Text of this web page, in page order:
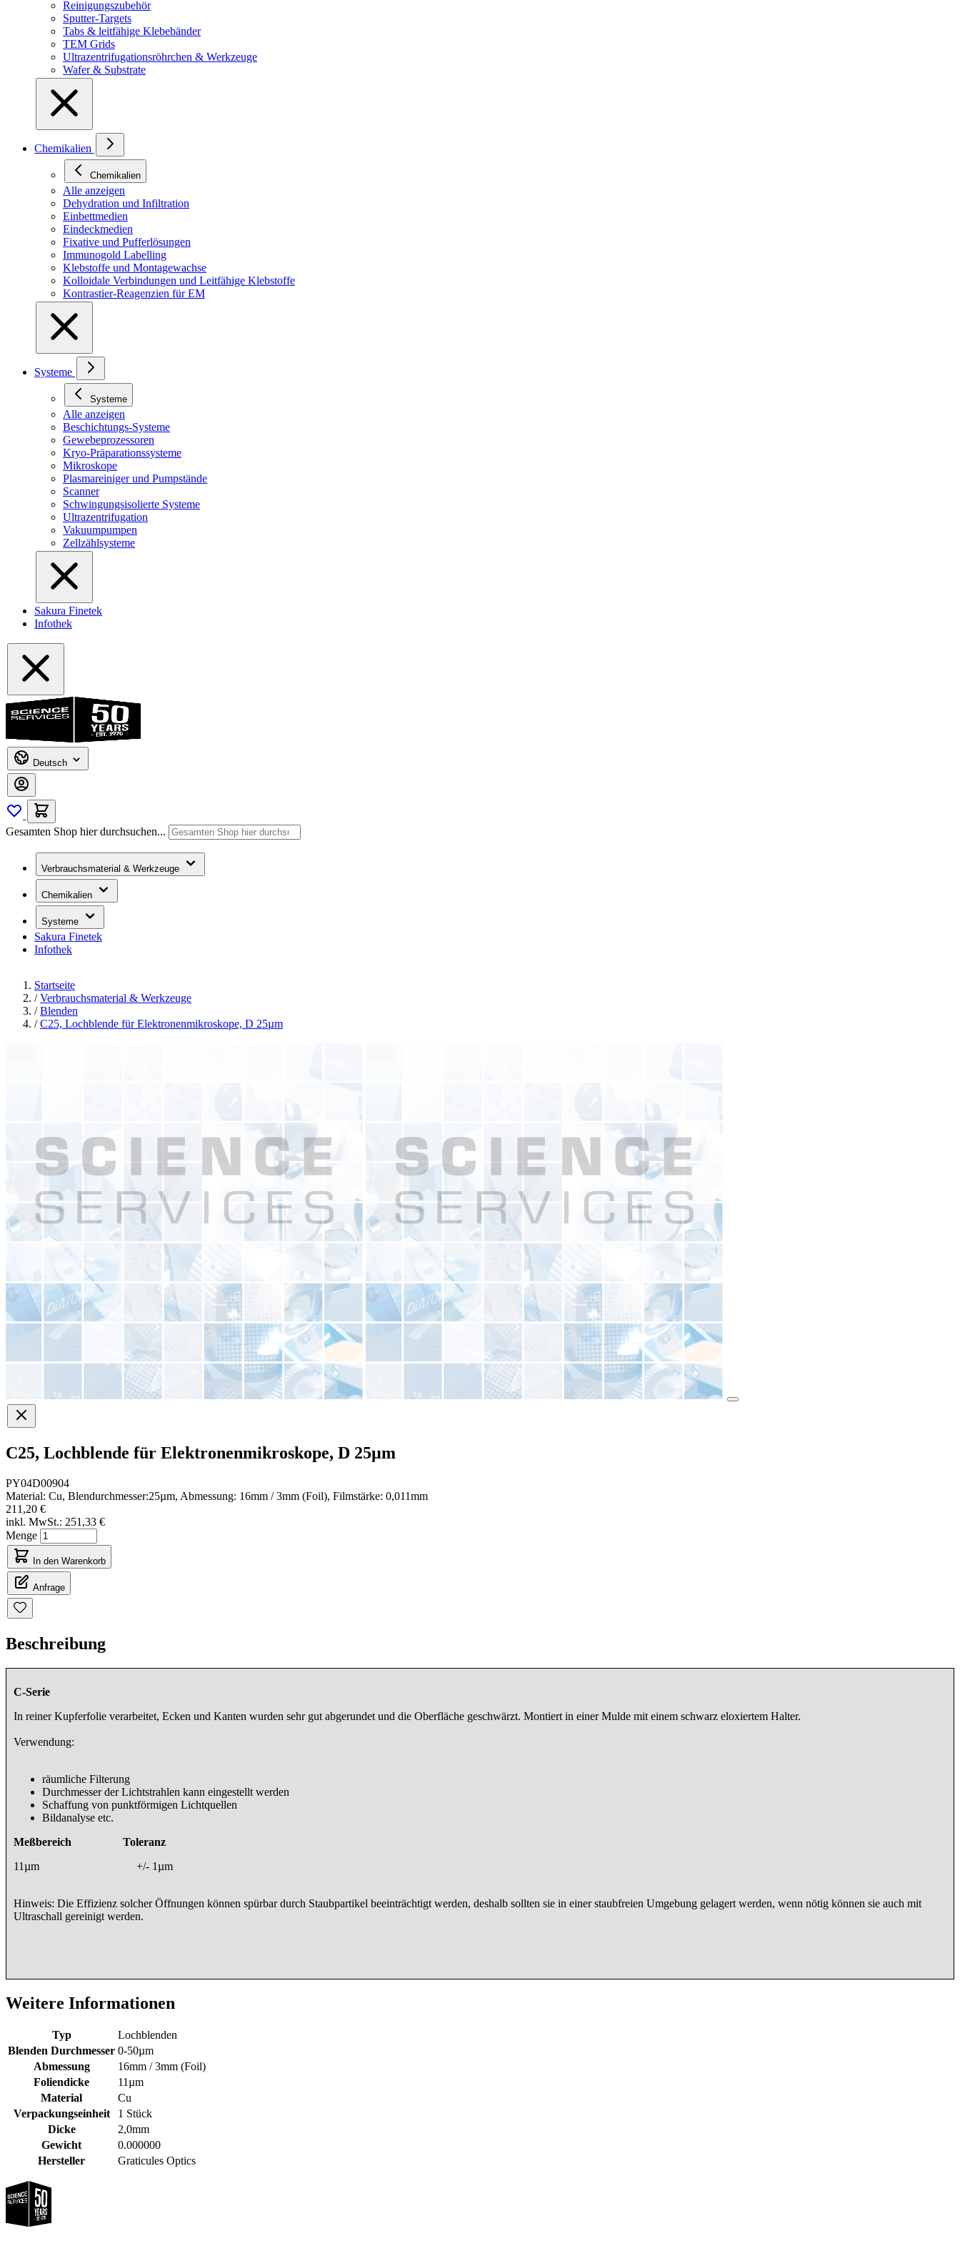
Reinigungszubehör
Sputter-Targets
Tabs & leitfähige Klebebänder
TEM Grids
Ultrazentrifugationsröhrchen & Werkzeuge
Wafer & Substrate
Chemikalien
Chemikalien
Alle anzeigen
Dehydration und Infiltration
Einbettmedien
Eindeckmedien
Fixative und Pufferlösungen
Immunogold Labelling
Klebstoffe und Montagewachse
Kolloidale Verbindungen und Leitfähige Klebstoffe
Kontrastier-Reagenzien für EM
Systeme
Systeme
Alle anzeigen
Beschichtungs-Systeme
Gewebeprozessoren
Kryo-Präparationssysteme
Mikroskope
Plasmareiniger und Pumpstände
Scanner
Schwingungsisolierte Systeme
Ultrazentrifugation
Vakuumpumpen
Zellzählsysteme
Sakura Finetek
Infothek
Deutsch
Gesamten Shop hier durchsuchen...
Verbrauchsmaterial & Werkzeuge
Chemikalien
Systeme
Sakura Finetek
Infothek
Startseite
/ Verbrauchsmaterial & Werkzeuge
/ Blenden
/ C25, Lochblende für Elektronenmikroskope, D 25µm
C25, Lochblende für Elektronenmikroskope, D 25µm
PY04D00904
Material: Cu, Blendurchmesser:25µm, Abmessung: 16mm / 3mm (Foil), Filmstärke: 0,011mm
211,20 €
inkl. MwSt.: 251,33 €
Menge
In den Warenkorb
Anfrage
Beschreibung
C-Serie
In reiner Kupferfolie verarbeitet, Ecken und Kanten wurden sehr gut abgerundet und die Oberfläche geschwärzt. Montiert in einer Mulde mit einem schwarz eloxiertem Halter.
Verwendung:
räumliche Filterung
Durchmesser der Lichtstrahlen kann eingestellt werden
Schaffung von punktförmigen Lichtquellen
Bildanalyse etc.
Meßbereich Toleranz
11µm +/- 1µm
Hinweis: Die Effizienz solcher Öffnungen können spürbar durch Staubpartikel beeinträchtigt werden, deshalb sollten sie in einer staubfreien Umgebung gelagert werden, wenn nötig können sie auch mit
Ultraschall gereinigt werden.
Weitere Informationen
Typ
Lochblenden
Blenden Durchmesser 0-50µm
Abmessung
16mm / 3mm (Foil)
Foliendicke
11µm
Material
Cu
Verpackungseinheit
1 Stück
Dicke
2,0mm
Gewicht
0.000000
Hersteller
Graticules Optics